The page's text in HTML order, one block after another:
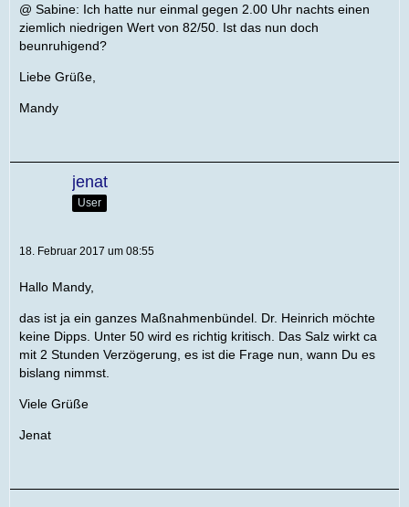
@ Sabine: Ich hatte nur einmal gegen 2.00 Uhr nachts einen
ziemlich niedrigen Wert von 82/50. Ist das nun doch
beunruhigend?
Liebe Grüße,
Mandy
jenat
User
18. Februar 2017 um 08:55
Hallo Mandy,
das ist ja ein ganzes Maßnahmenbündel. Dr. Heinrich möchte
keine Dipps. Unter 50 wird es richtig kritisch. Das Salz wirkt ca
mit 2 Stunden Verzögerung, es ist die Frage nun, wann Du es
bislang nimmst.
Viele Grüße
Jenat